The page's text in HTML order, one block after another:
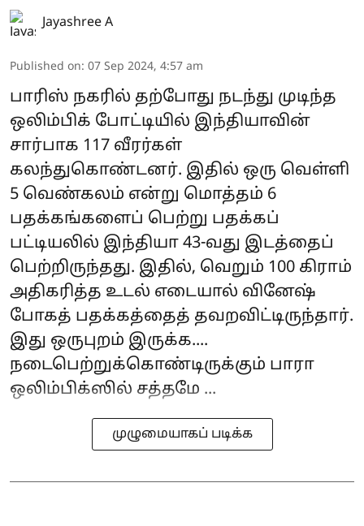
Jayashree A
Published on: 07 Sep 2024, 4:57 am
பாரிஸ் நகரில் தற்போது நடந்து முடிந்த
ஒலிம்பிக் போட்டியில் இந்தியாவின்
சார்பாக 117 வீரர்கள்
கலந்துகொண்டனர். இதில் ஒரு வெள்ளி
5 வெண்கலம் என்று மொத்தம் 6
பதக்கங்களைப் பெற்று பதக்கப்
பட்டியலில் இந்தியா 43-வது இடத்தைப்
பெற்றிருந்தது. இதில், வெறும் 100 கிராம்
அதிகரித்த உடல் எடையால் வினேஷ்
போகத் பதக்கத்தைத் தவறவிட்டிருந்தார்.
இது ஒருபுறம் இருக்க....
நடைபெற்றுக்கொண்டிருக்கும் பாரா
ஒலிம்பிக்ஸில் சத்தமே ...
முழுமையாகப் படிக்க